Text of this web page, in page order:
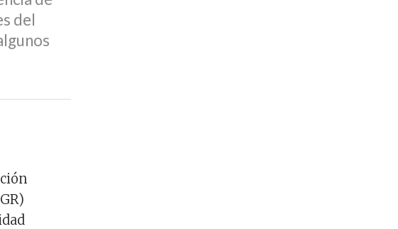
del